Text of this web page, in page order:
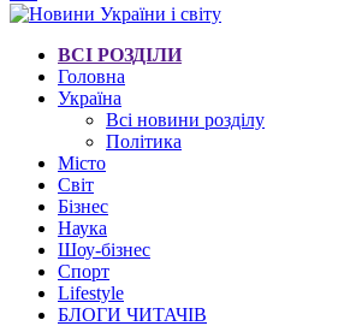
ВСІ РОЗДІЛИ
Головна
Україна
Всі новини розділу
Політика
Місто
Світ
Бізнес
Наука
Шоу-бізнес
Спорт
Lifestyle
БЛОГИ ЧИТАЧІВ